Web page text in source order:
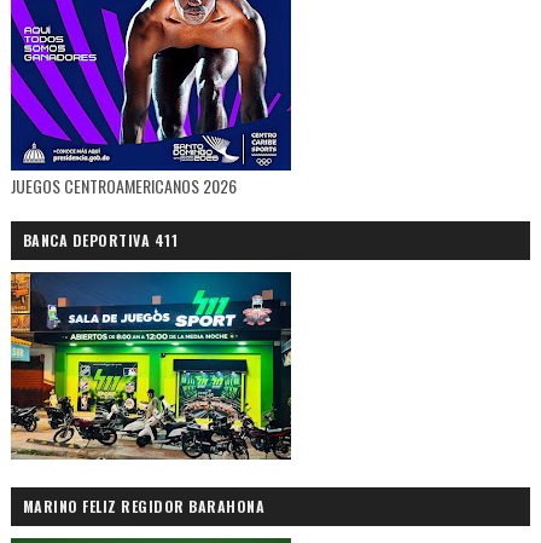
JUEGOS CENTROAMERICANOS 2026
BANCA DEPORTIVA 411
MARINO FELIZ REGIDOR BARAHONA